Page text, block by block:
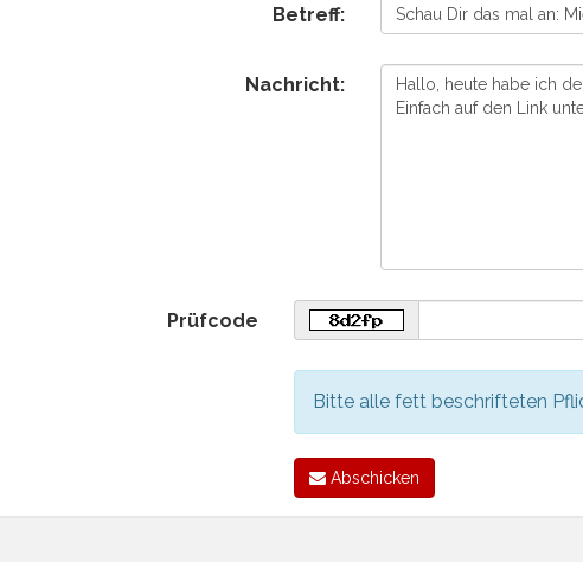
Betreff:
Nachricht:
Prüfcode
Bitte alle fett beschrifteten
Abschicken